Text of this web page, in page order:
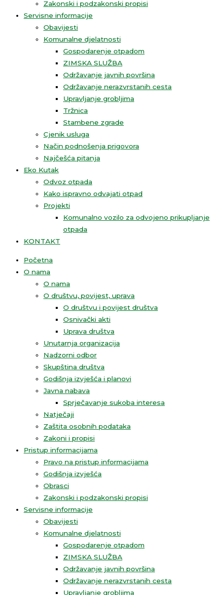
Zakonski i podzakonski propisi
Servisne informacije
Obavijesti
Komunalne djelatnosti
Gospodarenje otpadom
ZIMSKA SLUŽBA
Održavanje javnih površina
Održavanje nerazvrstanih cesta
Upravljanje grobljima
Tržnica
Stambene zgrade
Cjenik usluga
Način podnošenja prigovora
Najčešća pitanja
Eko Kutak
Odvoz otpada
Kako ispravno odvajati otpad
Projekti
Komunalno vozilo za odvojeno prikupljanje
otpada
KONTAKT
Početna
O nama
O nama
O društvu, povijest, uprava
O društvu i povijest društva
Osnivački akti
Uprava društva
Unutarnja organizacija
Nadzorni odbor
Skupština društva
Godišnja izvješća i planovi
Javna nabava
Sprječavanje sukoba interesa
Natječaji
Zaštita osobnih podataka
Zakoni i propisi
Pristup informacijama
Pravo na pristup informacijama
Godišnja izvješća
Obrasci
Zakonski i podzakonski propisi
Servisne informacije
Obavijesti
Komunalne djelatnosti
Gospodarenje otpadom
ZIMSKA SLUŽBA
Održavanje javnih površina
Održavanje nerazvrstanih cesta
Upravljanje grobljima